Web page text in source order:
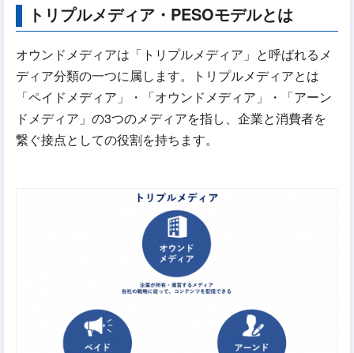
トリプルメディア・PESOモデルとは
オウンドメディアは「トリプルメディア」と呼ばれるメ
ディア分類の一つに属します。トリプルメディアとは
「ペイドメディア」・「オウンドメディア」・「アーン
ドメディア」の3つのメディアを指し、企業と消費者を
繋ぐ接点としての役割を持ちます。